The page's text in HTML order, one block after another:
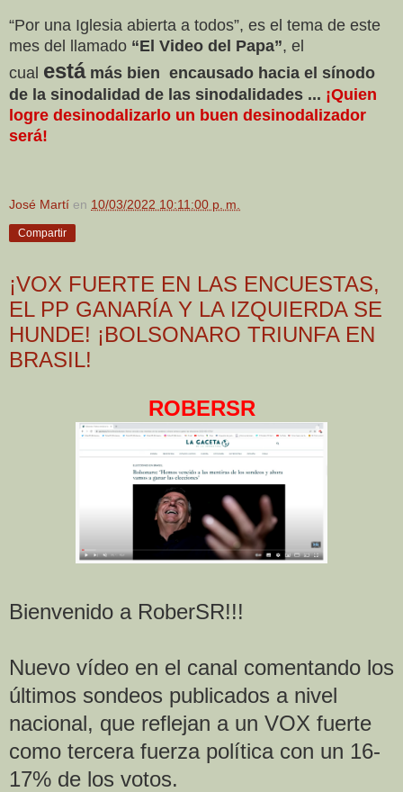
“Por una Iglesia abierta a todos”, es el tema de este
mes del llamado “El Video del Papa”, el
cual estámás bien encausado hacia el sínodo
de la sinodalidad de las sinodalidades ... ¡Quien
logre desinodalizarlo un buen desinodalizador
será!
José Martí en 10/03/2022 10:11:00 p. m.
Compartir
¡VOX FUERTE EN LAS ENCUESTAS,
EL PP GANARÍA Y LA IZQUIERDA SE
HUNDE! ¡BOLSONARO TRIUNFA EN
BRASIL!
ROBERSR
Bienvenido a RoberSR!!!
Nuevo vídeo en el canal comentando los
últimos sondeos publicados a nivel
nacional, que reflejan a un VOX fuerte
como tercera fuerza política con un 16-
17% de los votos.